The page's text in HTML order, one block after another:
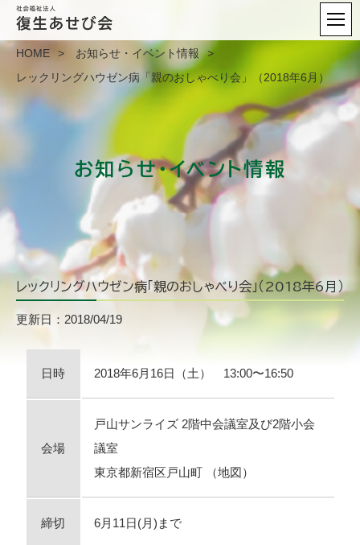
HOME
お知らせ・イベント情報
レックリングハウゼン病「親のおしゃべり会」（2018年6月）
お知らせ・イベント情報
レックリングハウゼン病「親のおしゃべり会」（2018年6月）
更新日：2018/04/19
日時 2018年6月16日（土） 13:00〜16:50
会場
戸山サンライズ 2階中会議室及び2階小会
議室
東京都新宿区戸山町 （地図）
締切 6月11日(月)まで